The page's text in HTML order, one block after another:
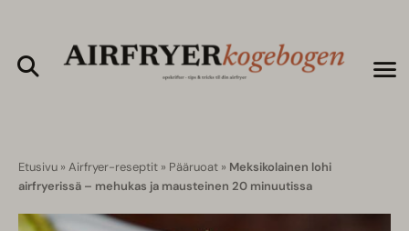
Etusivu » Airfryer-reseptit » Pääruoat » Meksikolainen lohi
airfryerissä – mehukas ja mausteinen 20 minuutissa